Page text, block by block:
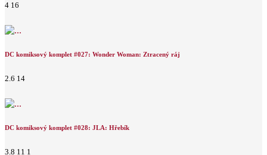
4 16
DC komiksový komplet #027: Wonder Woman: Ztracený ráj
2.6 14
DC komiksový komplet #028: JLA: Hřebík
3.8 11 1